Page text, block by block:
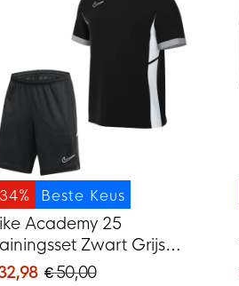
Beste Keus
Academy 25
Zwart Grijs
€ 50,00